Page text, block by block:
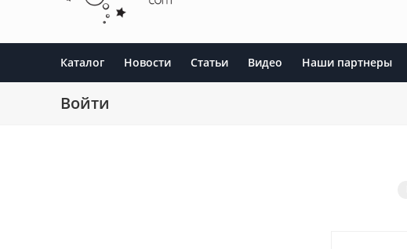
Каталог Новости Статьи Видео Наши партнеры
Войти